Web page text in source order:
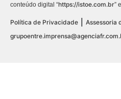
conteúdo digital “https://istoe.com.br”
Política de Privacidade
Assessoria